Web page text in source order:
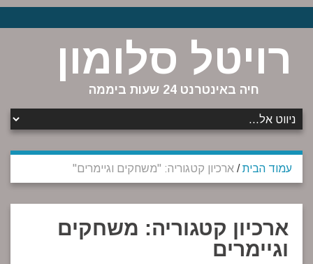
רויטל סלומון
חיה באינטרנט 24 שעות ביממה
עמוד הבית / ארכיון קטגוריה: "משחקים וגיימרים"
ארכיון קטגוריה: משחקים
וגיימרים